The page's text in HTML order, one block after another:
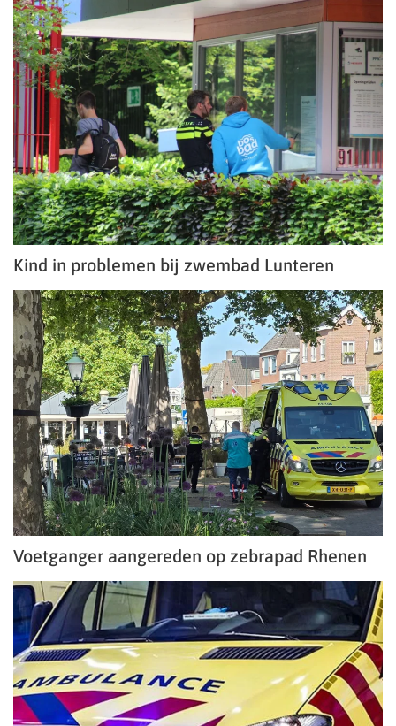
Kind in problemen bij zwembad Lunteren
Voetganger aangereden op zebrapad Rhenen